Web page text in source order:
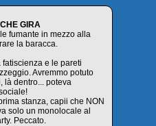
GIRA
fumante in mezzo alla
la baracca.
e le pareti
Avremmo potuto
là dentro... poteva
stanza, capii che NON
solo un monolocale al
Peccato.